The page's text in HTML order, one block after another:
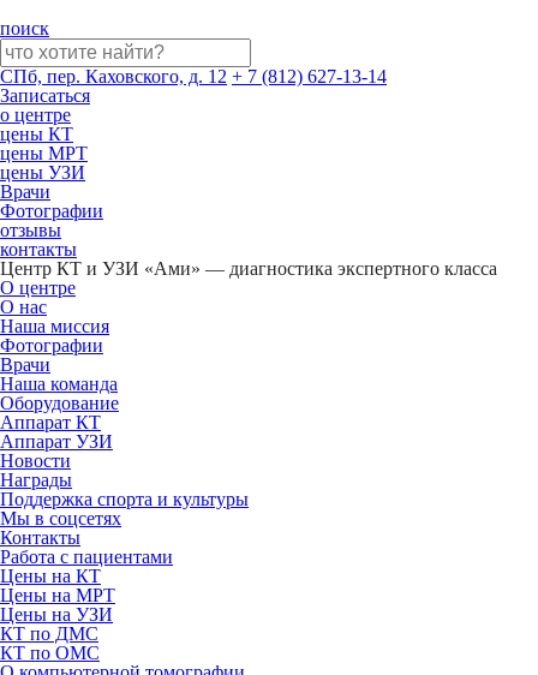
поиск
СПб, пер. Каховского, д. 12 + 7 (812) 627-13-14
Записаться
о центре
цены КТ
цены МРТ
цены УЗИ
Врачи
Фотографии
отзывы
контакты
Центр КТ и УЗИ «Ами» — диагностика экспертного класса
О центре
О нас
Наша миссия
Фотографии
Врачи
Наша команда
Оборудование
Аппарат КТ
Аппарат УЗИ
Новости
Награды
Поддержка спорта и культуры
Мы в соцсетях
Контакты
Работа с пациентами
Цены на КТ
Цены на МРТ
Цены на УЗИ
КТ по ДМС
КТ по ОМС